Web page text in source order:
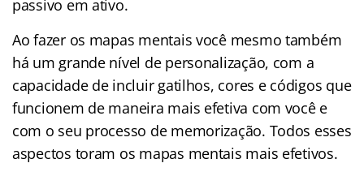
passivo em ativo.
Ao fazer os mapas mentais você mesmo também
há um grande nível de personalização, com a
capacidade de incluir gatilhos, cores e códigos que
funcionem de maneira mais efetiva com você e
com o seu processo de memorização. Todos esses
aspectos toram os mapas mentais mais efetivos.